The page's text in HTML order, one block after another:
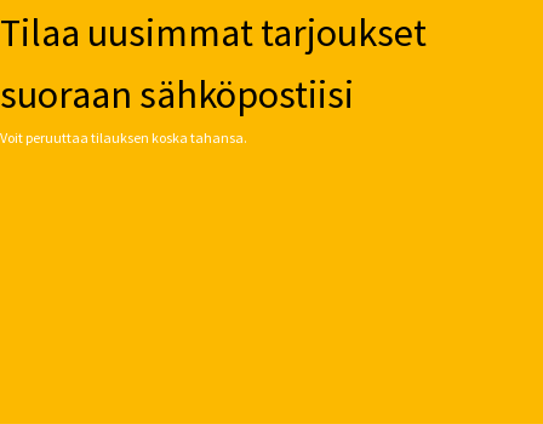
Tilaa uusimmat tarjoukset
suoraan sähköpostiisi
Voit peruuttaa tilauksen koska tahansa.